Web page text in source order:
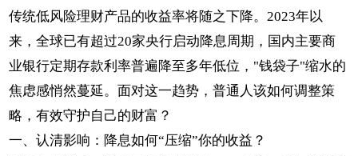
传统低风险理财产品的收益率将随之下降。2023年以
来，全球已有超过20家央行启动降息周期，国内主要商
业银行定期存款利率普遍降至多年低位，"钱袋子"缩水的
焦虑感悄然蔓延。面对这一趋势，普通人该如何调整策
略，有效守护自己的财富？
一、认清影响：降息如何“压缩”你的收益？